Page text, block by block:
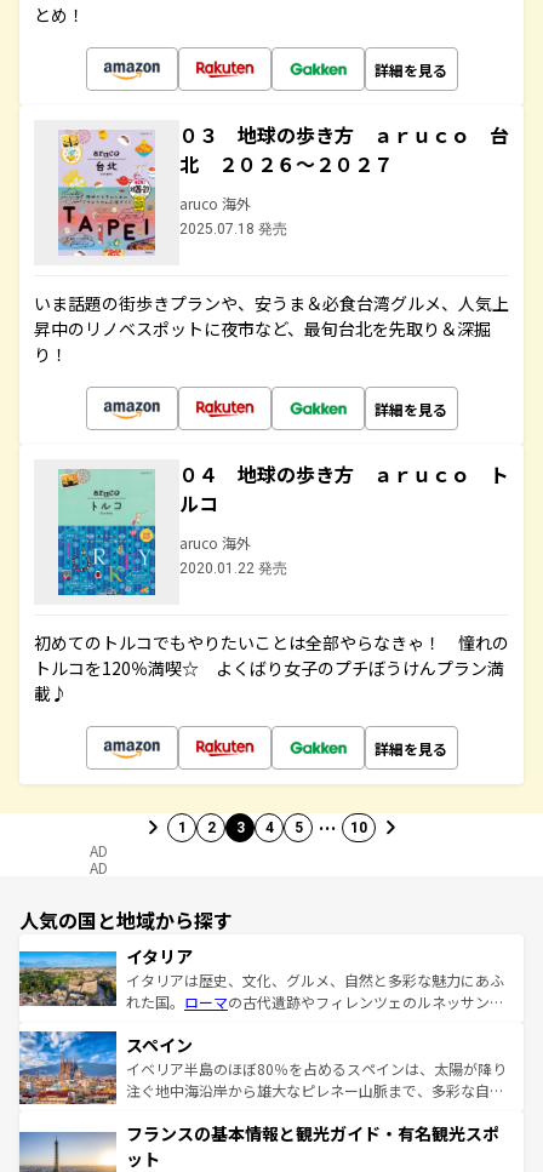
とめ！
詳細を見る
０３ 地球の歩き方 ａｒｕｃｏ 台
北 ２０２６～２０２７
aruco 海外
2025.07.18 発売
いま話題の街歩きプランや、安うま＆必食台湾グルメ、人気上
昇中のリノベスポットに夜市など、最旬台北を先取り＆深掘
り！
詳細を見る
０４ 地球の歩き方 ａｒｕｃｏ ト
ルコ
aruco 海外
2020.01.22 発売
初めてのトルコでもやりたいことは全部やらなきゃ！ 憧れの
トルコを120％満喫☆ よくばり女子のプチぼうけんプラン満
載♪
詳細を見る
1 2 3 4 5 … 10
AD
AD
人気の国と地域から探す
イタリア
イタリアは歴史、文化、グルメ、自然と多彩な魅力にあふ
れた国。 ローマの古代遺跡やフィレンツェのルネッサンス
ろん、トスカーナの美しい田園風景やアマルフィ海岸の絶
景など、自然景観も見逃せない。観光の合間には、本場の
ピザやパスタなど、絶品のイタリア料理を堪能することも
ませてくれるイタリアで、忘れられない旅をしてみよう！
なお、新着のイタリア情報は
スペイン
イベリア半島のほぼ80％を占めるスペインは、太陽が降り
注ぐ地中海沿岸から雄大なピレネー山脈まで、多彩な自然
文化が根付くこの国では、情熱的なフラメンコ、熱気あふ
れる闘牛、そして美味しいタパスが生活の一部となってい
フランスの基本情報と観光ガイド・有名観光スポ
ット